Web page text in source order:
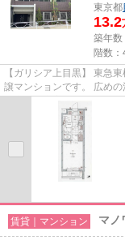
東京都
13.2
築年数
階数：
【ガリシア上目黒】 東急
譲マンションです。 広め
便座など充実の設備。 オー...
賃貸｜マンション マノ